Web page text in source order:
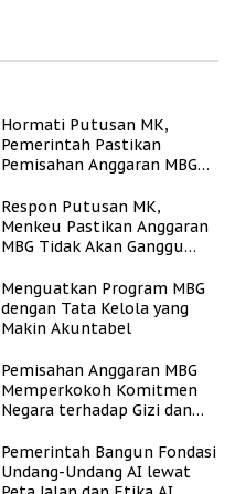
Hormati Putusan MK,
Pemerintah Pastikan
Pemisahan Anggaran MBG
Respon Putusan MK,
Menkeu Pastikan Anggaran
MBG Tidak Akan Ganggu
Menguatkan Program MBG
dengan Tata Kelola yang
Makin Akuntabel
Pemisahan Anggaran MBG
Memperkokoh Komitmen
Negara terhadap Gizi dan
Pemerintah Bangun Fondasi
Undang-Undang AI lewat